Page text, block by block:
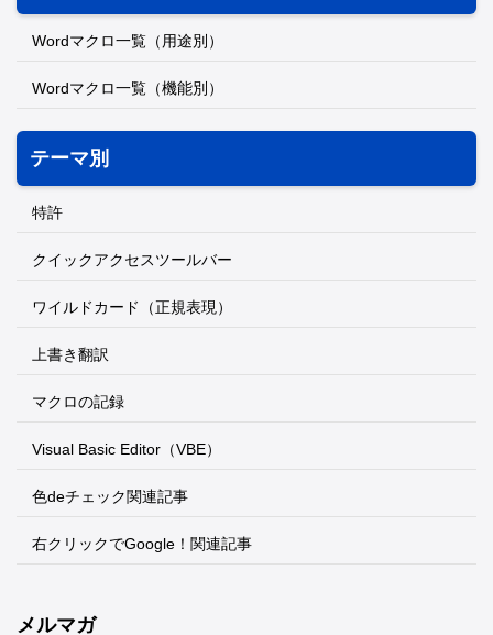
Wordマクロ一覧（用途別）
Wordマクロ一覧（機能別）
テーマ別
特許
クイックアクセスツールバー
ワイルドカード（正規表現）
上書き翻訳
マクロの記録
Visual Basic Editor（VBE）
色deチェック関連記事
右クリックでGoogle！関連記事
メルマガ